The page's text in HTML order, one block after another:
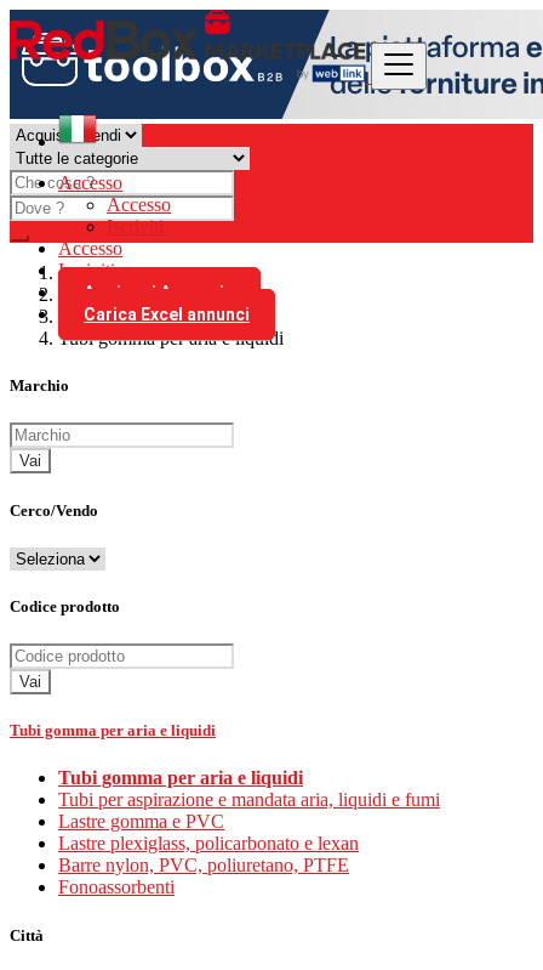
Accesso
Accesso
Iscriviti
Accesso
Iscriviti
Aggiungi Annuncio
Carica Excel annunci
Italia
Plastici
Tubi gomma per aria e liquidi
Marchio
Vai
Cerco/Vendo
Codice prodotto
Vai
Tubi gomma per aria e liquidi
Tubi gomma per aria e liquidi
Tubi per aspirazione e mandata aria, liquidi e fumi
Lastre gomma e PVC
Lastre plexiglass, policarbonato e lexan
Barre nylon, PVC, poliuretano, PTFE
Fonoassorbenti
Città